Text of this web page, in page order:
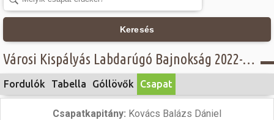
Sport
Szabadidő
Keresés
Városi Kispályás Labdarúgó Bajnokság 2022-23 - II. osztály - ATANÁCS
Fordulók Tabella Góllövők Csapat
Csapatkapitány: Kovács Balázs Dániel